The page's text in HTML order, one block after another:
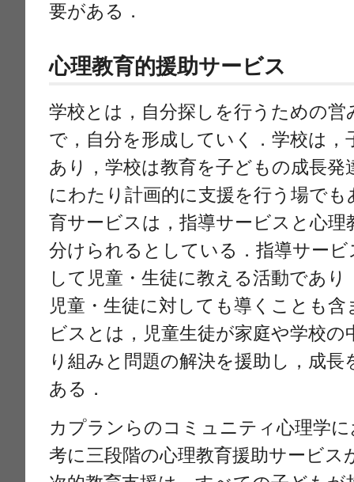
要がある．
心理教育的援助サービス
学校とは，自分探しを行うための
で，自分を形成していく．学校は
あり，学校は教育を子どもの成長発
にわたり計画的に支援を行う場で
育サービスは，指導サービスと心理
分けられるとしている．指導サー
して児童・生徒に教える活動であ
児童・生徒に対しても導くことも
ビスとは，児童生徒が家庭や学校
り組みと問題の解決を援助し，成
ある．
カプランらのコミュニティ心理学
考に三段階の心理教育援助サービス